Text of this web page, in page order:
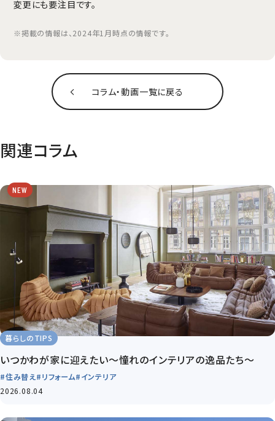
変更にも要注目です。
※掲載の情報は、2024年1月時点の情報です。
コラム‧動画一覧に戻る
関連コラム
NEW
暮らしのTIPS
いつかわが家に迎えたい～憧れのインテリアの逸品たち～
#住み替え #リフォーム#インテリア
2026.08.04